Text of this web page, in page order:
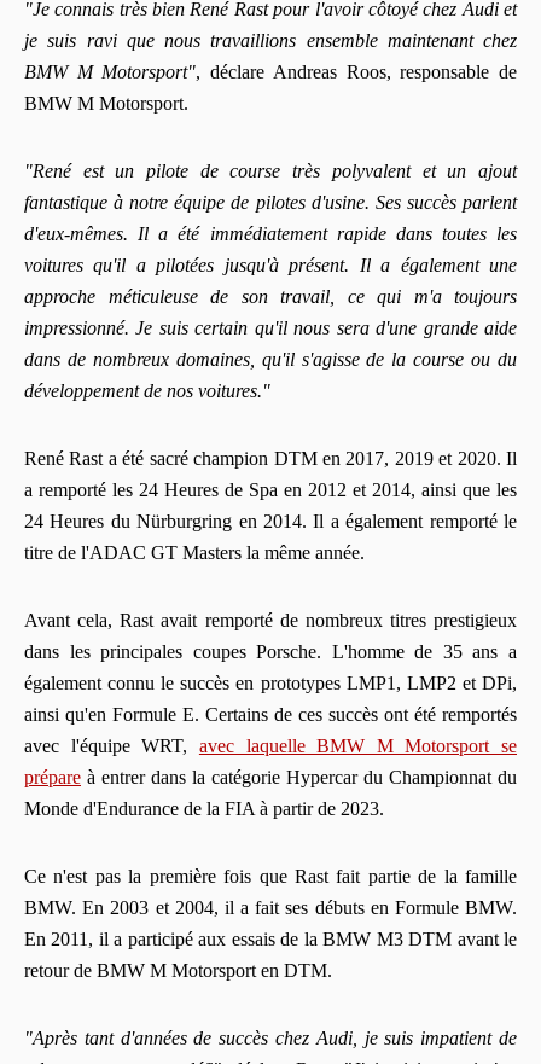
"Je connais très bien René Rast pour l'avoir côtoyé chez Audi et
je suis ravi que nous travaillions ensemble maintenant chez
BMW M Motorsport", déclare Andreas Roos, responsable de
BMW M Motorsport.
"René est un pilote de course très polyvalent et un ajout
fantastique à notre équipe de pilotes d'usine. Ses succès parlent
d'eux-mêmes. Il a été immédiatement rapide dans toutes les
voitures qu'il a pilotées jusqu'à présent. Il a également une
approche méticuleuse de son travail, ce qui m'a toujours
impressionné. Je suis certain qu'il nous sera d'une grande aide
dans de nombreux domaines, qu'il s'agisse de la course ou du
développement de nos voitures."
René Rast a été sacré champion DTM en 2017, 2019 et 2020. Il
a remporté les 24 Heures de Spa en 2012 et 2014, ainsi que les
24 Heures du Nürburgring en 2014. Il a également remporté le
titre de l'ADAC GT Masters la même année.
Avant cela, Rast avait remporté de nombreux titres prestigieux
dans les principales coupes Porsche. L'homme de 35 ans a
également connu le succès en prototypes LMP1, LMP2 et DPi,
ainsi qu'en Formule E. Certains de ces succès ont été remportés
avec l'équipe WRT, avec laquelle BMW M Motorsport se
prépare à entrer dans la catégorie Hypercar du Championnat du
Monde d'Endurance de la FIA à partir de 2023.
Ce n'est pas la première fois que Rast fait partie de la famille
BMW. En 2003 et 2004, il a fait ses débuts en Formule BMW.
En 2011, il a participé aux essais de la BMW M3 DTM avant le
retour de BMW M Motorsport en DTM.
"Après tant d'années de succès chez Audi, je suis impatient de